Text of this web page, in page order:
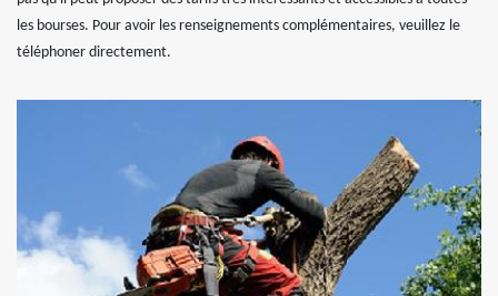
les bourses. Pour avoir les renseignements complémentaires, veuillez le
téléphoner directement.